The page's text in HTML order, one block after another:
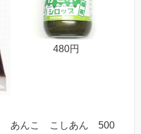
480円
あんこ こしあん 500